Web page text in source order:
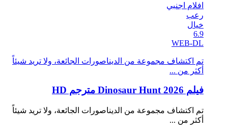
افلام اجنبي
رعب
خيال
6.9
WEB-DL
تم اكتشاف مجموعة من الديناصورات الجائعة، ولا تريد شيئاً
أكثر من ...
فيلم Dinosaur Hunt 2026 مترجم HD
تم اكتشاف مجموعة من الديناصورات الجائعة، ولا تريد شيئاً
أكثر من ...